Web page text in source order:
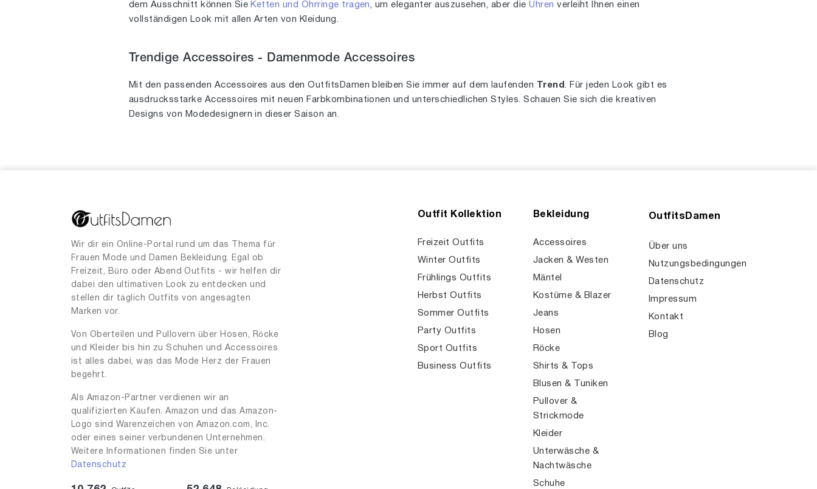
3
2
1
54
56 4
57 1
57.0 1
59
60 1
80
90
99 1
100
450
dem Ausschnitt können Sie Ketten und Ohrringe tragen, um eleganter auszusehen, aber dieUhren verleiht Ihnen einen
vollständigen Look mit allen Arten von Kleidung.
Trendige Accessoires - Damenmode Accessoires
Mit den passenden Accessoires aus den OutfitsDamen bleiben Sie immer auf dem laufenden Trend. Für jeden Look gibt es
ausdrucksstarke Accessoires mit neuen Farbkombinationen und unterschiedlichen Styles. Schauen Sie sich die kreativen
Designs von Modedesignern in dieser Saison an.
Wir dir ein Online-Portal rund um das Thema für
Frauen Mode und Damen Bekleidung. Egal ob
Freizeit, Büro oder Abend Outfits - wir helfen dir
dabei den ultimativen Look zu entdecken und
stellen dir täglich Outfits von angesagten
Marken vor.
Von Oberteilen und Pullovern über Hosen, Röcke
und Kleider bis hin zu Schuhen und Accessoires
ist alles dabei, was das Mode Herz der Frauen
begehrt.
Als Amazon-Partner verdienen wir an
qualifizierten Käufen. Amazon und das Amazon-
Logo sind Warenzeichen von Amazon.com, Inc.
oder eines seiner verbundenen Unternehmen.
Weitere Informationen finden Sie unter
Datenschutz
Outfit Kollektion
Freizeit Outfits
Winter Outfits
Frühlings Outfits
Herbst Outfits
Sommer Outfits
Party Outfits
Sport Outfits
Business Outfits
Bekleidung
Accessoires
Jacken & Westen
Mäntel
Kostüme & Blazer
Jeans
Hosen
Röcke
Shirts & Tops
Blusen & Tuniken
Pullover &
Strickmode
Kleider
Unterwäsche &
Nachtwäsche
Schuhe
OutfitsDamen
Über uns
Nutzungsbedingungen
Datenschutz
Impressum
Kontakt
Blog